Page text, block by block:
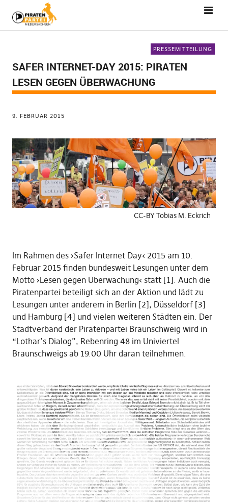
PRESSEMITTEILUNG
SAFER INTERNET-DAY 2015: PIRATEN
LESEN GEGEN ÜBERWACHUNG
9. FEBRUAR 2015
CC-BY Tobias M. Eckrich
Im Rahmen des ›Safer Internet Day‹ 2015 am 10.
Februar 2015 finden bundesweit Lesungen unter dem
Motto ›Lesen gegen Überwachung‹ statt [1]. Auch die
Piratenpartei beteiligt sich an der Aktion und lädt zu
Lesungen unter anderem in Berlin [2], Düsseldorf [3]
und Hamburg [4] und vielen weiteren Städten ein. Der
Stadtverband der Piratenpartei Braunschweig wird in
“Lothar’s Dialog”, Rebenring 48 im Univiertel
Braunschweigs ab 19.00 Uhr daran teilnehmen.